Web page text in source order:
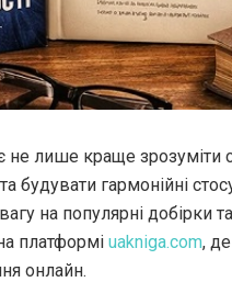
не лише краще зрозуміти
будувати гармонійні
на популярні
платформі uakniga.com,
онлайн.